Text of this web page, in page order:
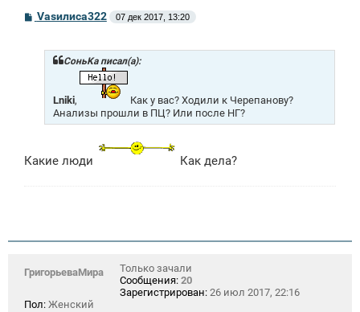
СVasилиса322 07 дек 2017, 13:20
СоньKa писал(а):
Lniki,
Как у вас? Ходили к Черепанову?
Анализы прошли в ПЦ? Или после НГ?
Какие люди Как дела?
ГригорьеваМира
Только зачали
Сообщения: 20
Зарегистрирован: 26 июл 2017, 22:16
Пол: Женский